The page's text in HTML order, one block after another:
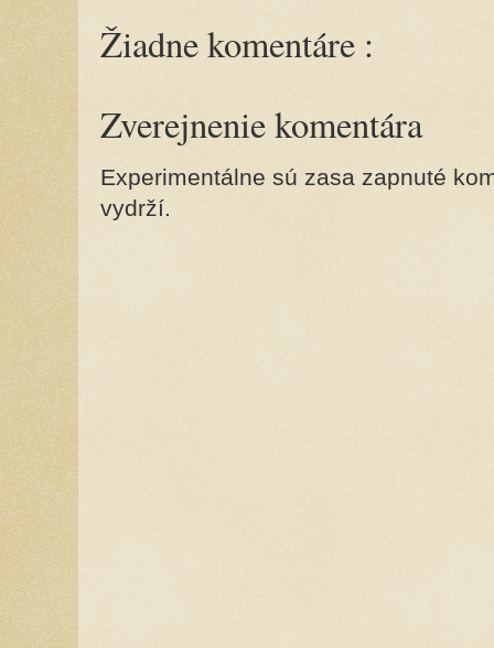
Žiadne komentáre :
Zverejnenie komentára
Experimentálne sú zasa zapnuté
vydrží.